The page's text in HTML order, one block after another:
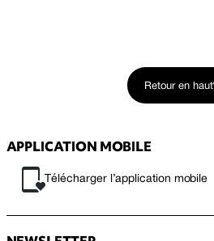
Retour en haut
APPLICATION MOBILE
Télécharger l’application mobile